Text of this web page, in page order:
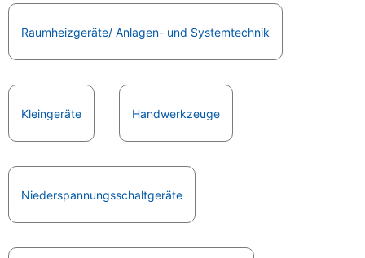
Raumheizgeräte/ Anlagen- und Systemtechnik
Kleingeräte Handwerkzeuge
Niederspannungsschaltgeräte